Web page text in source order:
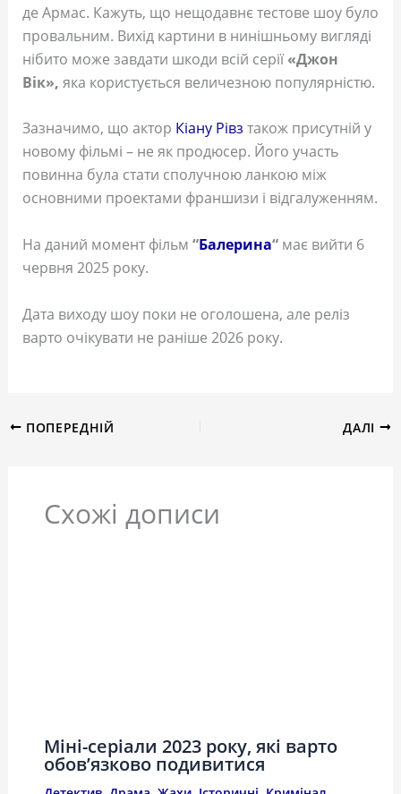
де Армас. Кажуть, що нещодавнє тестове шоу було
провальним. Вихід картини в нинішньому вигляді
нібито може завдати шкоди всій серії«Джон
Вік», яка користується величезною популярністю.
Зазначимо, що актор Кіану Рівз також присутній у
новому фільмі – не як продюсер. Його участь
повинна була стати сполучною ланкою між
основними проектами франшизи і відгалуженням.
На даний момент фільм “Балерина“має вийти 6
червня 2025 року.
Дата виходу шоу поки не оголошена, але реліз
варто очікувати не раніше 2026 року.
ПОПЕРЕДНІЙ ДАЛІ
Схожі дописи
Міні-серіали 2023 року, які варто
обов’язково подивитися